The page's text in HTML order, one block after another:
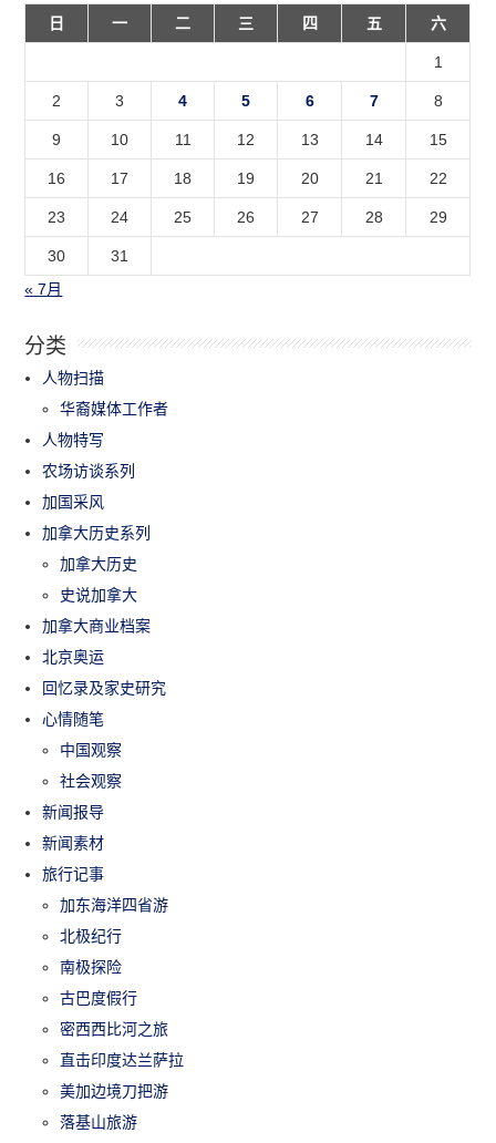
日
一 二 三 四 五 六
1
2 3 4 5 6 7 8
9 10 11 12 13 14 15
16 17 18 19 20 21 22
23 24 25 26 27 28 29
30
31
« 7月
分类
人物扫描
华裔媒体工作者
人物特写
农场访谈系列
加国采风
加拿大历史系列
加拿大历史
史说加拿大
加拿大商业档案
北京奥运
回忆录及家史研究
心情随笔
中国观察
社会观察
新闻报导
新闻素材
旅行记事
加东海洋四省游
北极纪行
南极探险
古巴度假行
密西西比河之旅
直击印度达兰萨拉
美加边境刀把游
落基山旅游